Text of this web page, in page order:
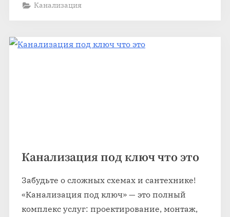
Канализация
Канализация под ключ что это
Забудьте о сложных схемах и сантехнике!
«Канализация под ключ» — это полный
комплекс услуг: проектирование, монтаж,